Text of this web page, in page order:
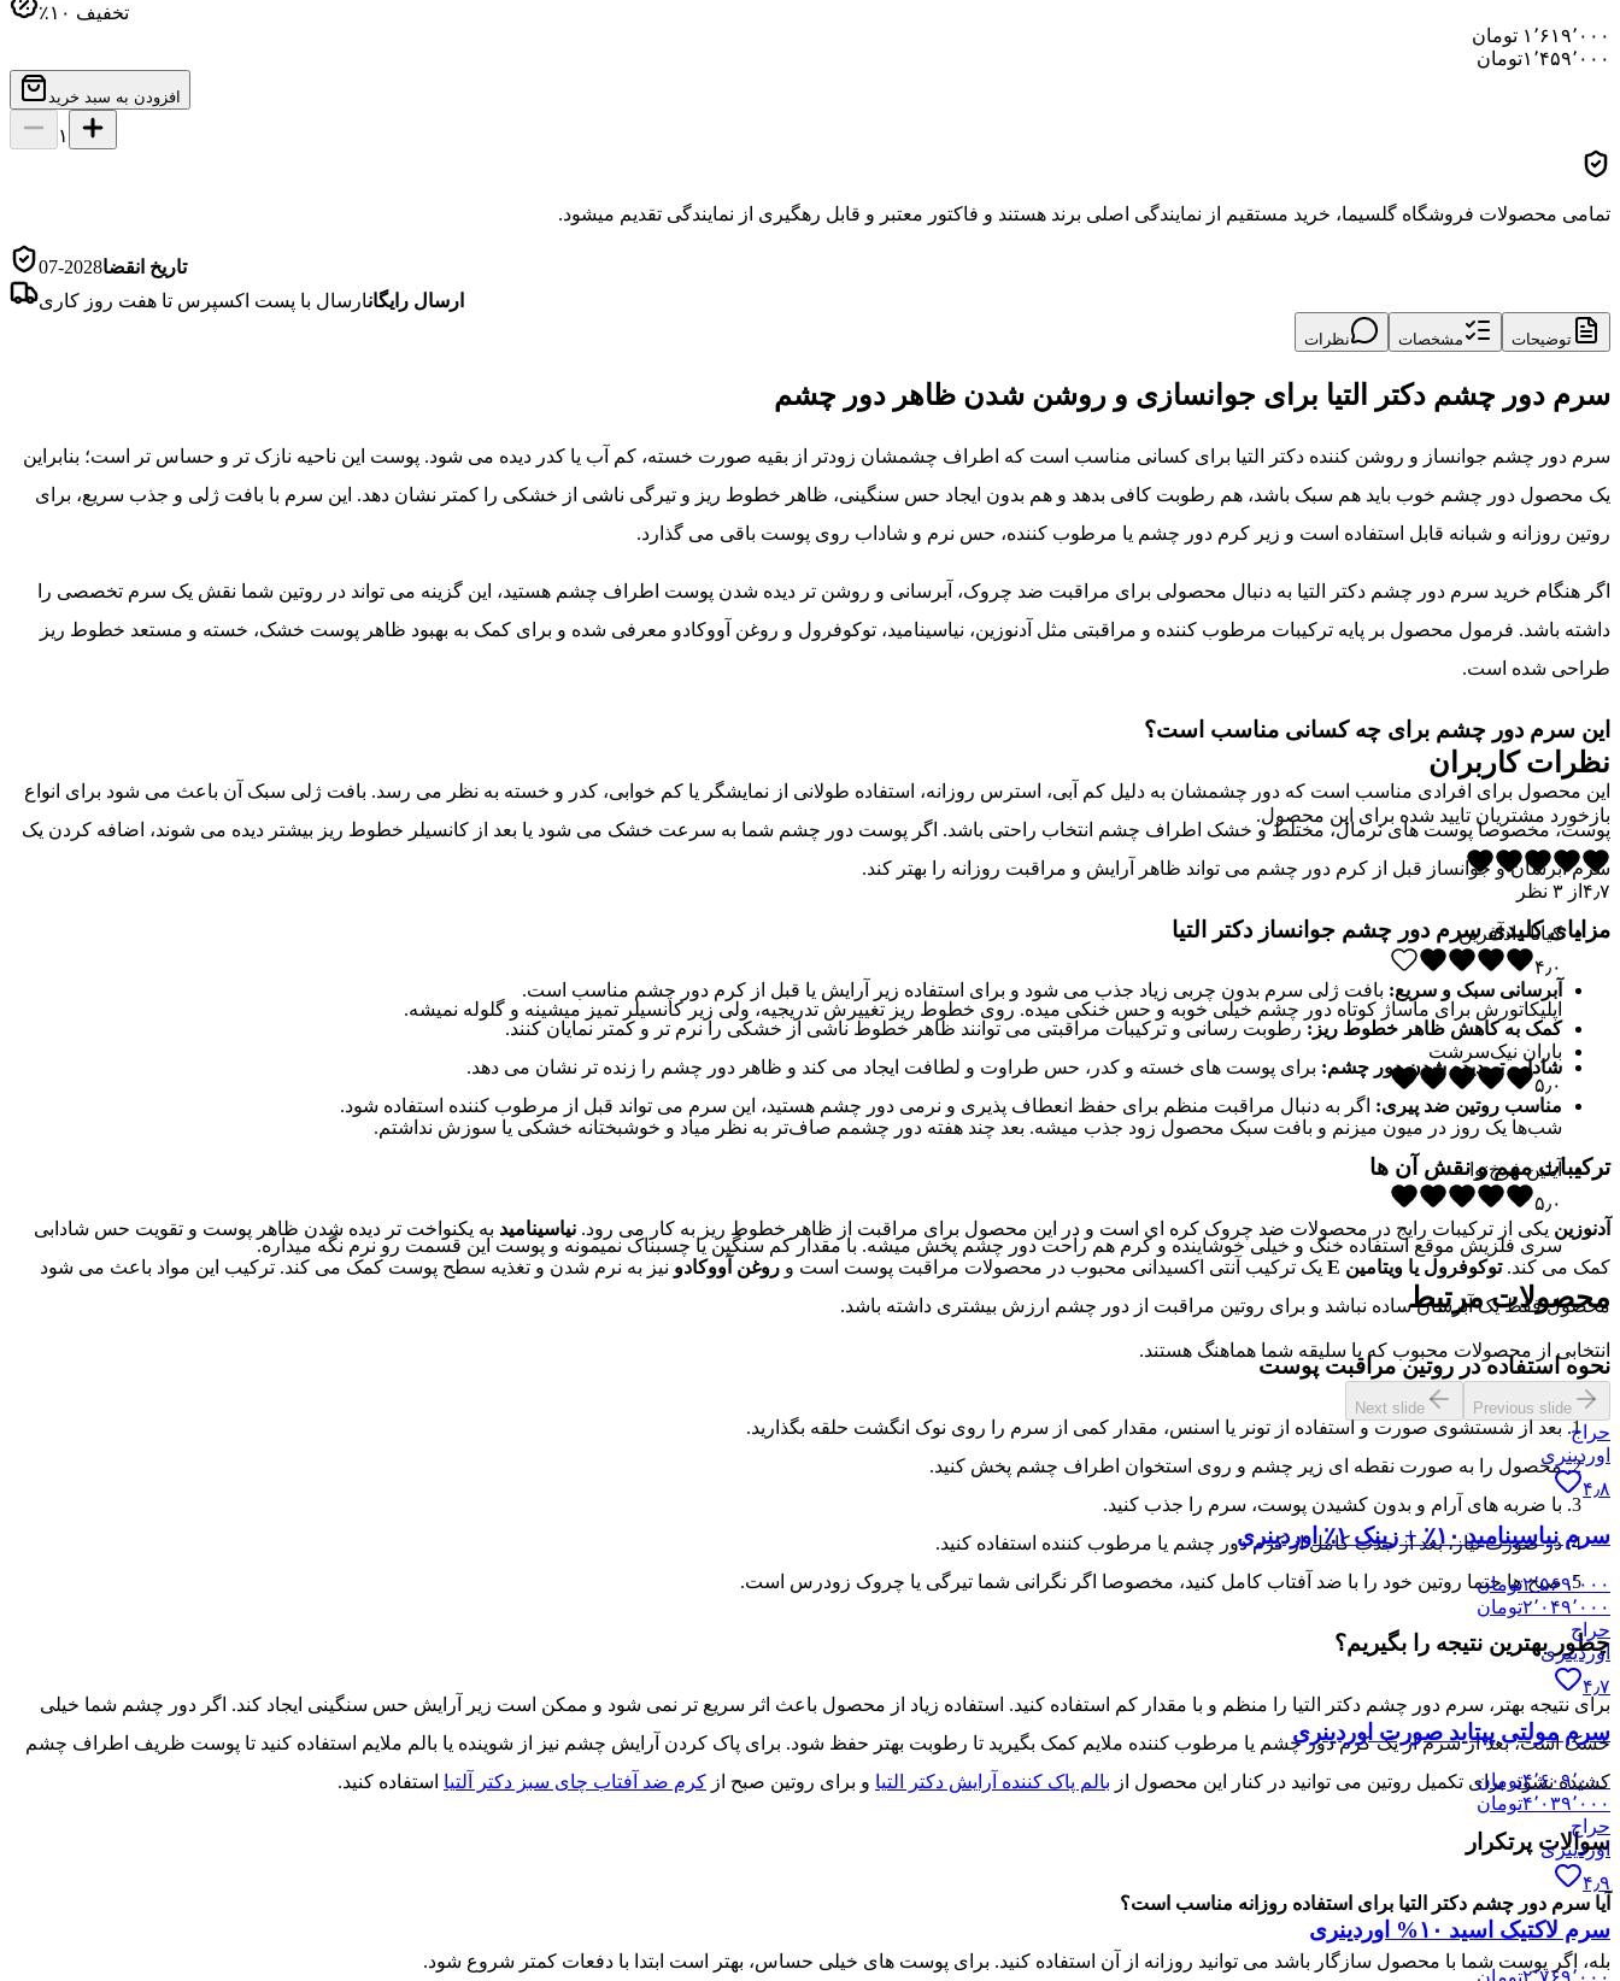
٪۱۰ تخفیف
۱٬۶۱۹٬۰۰۰ تومان
۱٬۴۵۹٬۰۰۰تومان
افزودن به سبد خرید
۱
تمامی محصولات فروشگاه گلسیما، خرید مستقیم از نمایندگی اصلی برند هستند و فاکتور معتبر و قابل رهگیری از نمایندگی تقدیم میشود.
تاریخ انقضا2028-07
ارسال رایگانارسال با پست اکسپرس تا هفت روز کاری
توضیحات مشخصات نظرات
سرم دور چشم دکتر التیا برای جوانسازی و روشن شدن ظاهر دور چشم
سرم دور چشم جوانساز و روشن کننده دکتر التیا برای کسانی مناسب است که اطراف چشمشان زودتر از بقیه صورت خسته، کم آب یا کدر دیده می شود. پوست این ناحیه نازک تر و حساس تر است؛ بنابراین
یک محصول دور چشم خوب باید هم سبک باشد، هم رطوبت کافی بدهد و هم بدون ایجاد حس سنگینی، ظاهر خطوط ریز و تیرگی ناشی از خشکی را کمتر نشان دهد. این سرم با بافت ژلی و جذب سریع، برای
روتین روزانه و شبانه قابل استفاده است و زیر کرم دور چشم یا مرطوب کننده، حس نرم و شاداب روی پوست باقی می گذارد.
اگر هنگام خرید سرم دور چشم دکتر التیا به دنبال محصولی برای مراقبت ضد چروک، آبرسانی و روشن تر دیده شدن پوست اطراف چشم هستید، این گزینه می تواند در روتین شما نقش یک سرم تخصصی را
داشته باشد. فرمول محصول بر پایه ترکیبات مرطوب کننده و مراقبتی مثل آدنوزین، نیاسینامید، توکوفرول و روغن آووکادو معرفی شده و برای کمک به بهبود ظاهر پوست خشک، خسته و مستعد خطوط ریز
طراحی شده است.
این سرم دور چشم برای چه کسانی مناسب است؟
این محصول برای افرادی مناسب است که دور چشمشان به دلیل کم آبی، استرس روزانه، استفاده طولانی از نمایشگر یا کم خوابی، کدر و خسته به نظر می رسد. بافت ژلی سبک آن باعث می شود برای انواع
پوست، مخصوصا پوست های نرمال، مختلط و خشک اطراف چشم انتخاب راحتی باشد. اگر پوست دور چشم شما به سرعت خشک می شود یا بعد از کانسیلر خطوط ریز بیشتر دیده می شوند، اضافه کردن یک
سرم آبرسان و جوانساز قبل از کرم دور چشم می تواند ظاهر آرایش و مراقبت روزانه را بهتر کند.
مزایای کلیدی سرم دور چشم جوانساز دکتر التیا
آبرسانی سبک و سریع: بافت ژلی سرم بدون چربی زیاد جذب می شود و برای استفاده زیر آرایش یا قبل از کرم دور چشم مناسب است.
کمک به کاهش ظاهر خطوط ریز: رطوبت رسانی و ترکیبات مراقبتی می توانند ظاهر خطوط ناشی از خشکی را نرم تر و کمتر نمایان کنند.
شاداب تر دیده شدن دور چشم: برای پوست های خسته و کدر، حس طراوت و لطافت ایجاد می کند و ظاهر دور چشم را زنده تر نشان می دهد.
مناسب روتین ضد پیری: اگر به دنبال مراقبت منظم برای حفظ انعطاف پذیری و نرمی دور چشم هستید، این سرم می تواند قبل از مرطوب کننده استفاده شود.
ترکیبات مهم و نقش آن ها
آدنوزین یکی از ترکیبات رایج در محصولات ضد چروک کره ای است و در این محصول برای مراقبت از ظاهر خطوط ریز به کار می رود. نیاسینامید به یکنواخت تر دیده شدن ظاهر پوست و تقویت حس شادابی
کمک می کند.توکوفرول یا ویتامین E یک ترکیب آنتی اکسیدانی محبوب در محصولات مراقبت پوست است و روغن آووکادو نیز به نرم شدن و تغذیه سطح پوست کمک می کند. ترکیب این مواد باعث می شود
محصول فقط یک آبرسان ساده نباشد و برای روتین مراقبت از دور چشم ارزش بیشتری داشته باشد.
نحوه استفاده در روتین مراقبت پوست
بعد از شستشوی صورت و استفاده از تونر یا اسنس، مقدار کمی از سرم را روی نوک انگشت حلقه بگذارید.
محصول را به صورت نقطه ای زیر چشم و روی استخوان اطراف چشم پخش کنید.
با ضربه های آرام و بدون کشیدن پوست، سرم را جذب کنید.
در صورت نیاز، بعد از جذب کامل از کرم دور چشم یا مرطوب کننده استفاده کنید.
صبح ها حتما روتین خود را با ضد آفتاب کامل کنید، مخصوصا اگر نگرانی شما تیرگی یا چروک زودرس است.
چطور بهترین نتیجه را بگیریم؟
برای نتیجه بهتر، سرم دور چشم دکتر التیا را منظم و با مقدار کم استفاده کنید. استفاده زیاد از محصول باعث اثر سریع تر نمی شود و ممکن است زیر آرایش حس سنگینی ایجاد کند. اگر دور چشم شما خیلی
خشک است، بعد از سرم از یک کرم دور چشم یا مرطوب کننده ملایم کمک بگیرید تا رطوبت بهتر حفظ شود. برای پاک کردن آرایش چشم نیز از شوینده یا بالم ملایم استفاده کنید تا پوست ظریف اطراف چشم
کشیده نشود. برای تکمیل روتین می توانید در کنار این محصول از بالم پاک کننده آرایش دکتر التیا و برای روتین صبح از کرم ضد آفتاب چای سبز دکتر آلتیا استفاده کنید.
سوالات پرتکرار
آیا سرم دور چشم دکتر التیا برای استفاده روزانه مناسب است؟
بله، اگر پوست شما با محصول سازگار باشد می توانید روزانه از آن استفاده کنید. برای پوست های خیلی حساس، بهتر است ابتدا با دفعات کمتر شروع شود.
نظرات کاربران
بازخورد مشتریان تایید شده برای این محصول.
۴٫۷ از ۳ نظر
کیانا دادآفرین
۴٫۰
اپلیکاتورش برای ماساژ کوتاه دور چشم خیلی خوبه و حس خنکی میده. روی خطوط ریز تغییرش تدریجیه، ولی زیر کانسیلر تمیز میشینه و گلوله نمیشه.
باران نیک‌سرشت
۵٫۰
شب‌ها یک روز در میون میزنم و بافت سبک محصول زود جذب میشه. بعد چند هفته دور چشمم صاف‌تر به نظر میاد و خوشبختانه خشکی یا سوزش نداشتم.
آیلین فرخ‌نوا
۵٫۰
سری فلزیش موقع استفاده خنک و خیلی خوشاینده و کرم هم راحت دور چشم پخش میشه. با مقدار کم سنگین یا چسبناک نمیمونه و پوست این قسمت رو نرم نگه میداره.
محصولات مرتبط
انتخابی از محصولات محبوب که با سلیقه شما هماهنگ هستند.
Previous slide
Next slide
حراج
اوردینری
۴٫۸
سرم نیاسینامید ۱۰٪ + زینک ۱٪ اوردینری
۲٬۵۶۹٬۰۰۰تومان
۲٬۰۴۹٬۰۰۰تومان
حراج
اوردینری
۴٫۷
سرم مولتی پپتاید صورت اوردینری
۴٬۶۰۹٬۰۰۰تومان
۴٬۰۳۹٬۰۰۰تومان
حراج
اوردینری
۴٫۹
سرم لاکتیک اسید ۱۰% اوردینری